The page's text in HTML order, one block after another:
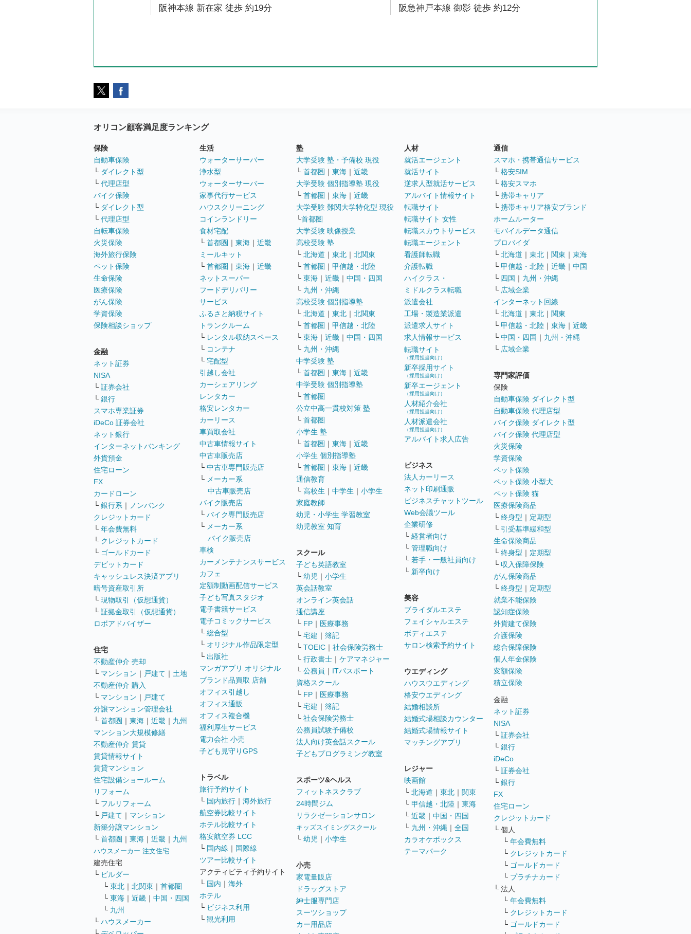
阪神本線 新在家 徒歩 約19分
阪急神戸本線 御影 徒歩 約12分
オリコン顧客満足度ランキング
保険
自動車保険
└ ダイレクト型
└ 代理店型
バイク保険
└ ダイレクト型
└ 代理店型
自転車保険
火災保険
海外旅行保険
ペット保険
生命保険
医療保険
がん保険
学資保険
保険相談ショップ
金融
ネット証券
NISA
└ 証券会社
└ 銀行
スマホ専業証券
iDeCo 証券会社
ネット銀行
インターネットバンキング
外貨預金
住宅ローン
FX
カードローン
└ 銀行系 ｜
ノンバンク
クレジットカード
└ 年会費無料
└ クレジットカード
└ ゴールドカード
デビットカード
キャッシュレス決済アプリ
暗号資産取引所
└ 現物取引（仮想通貨）
└ 証拠金取引（仮想通貨）
ロボアドバイザー
住宅
不動産仲介 売却
└ マンション ｜ 戸建て ｜ 土地
不動産仲介 購入
└ マンション ｜ 戸建て
分譲マンション管理会社
└ 首都圏 ｜ 東海 ｜ 近畿 ｜ 九州
マンション大規模修繕
不動産仲介 賃貸
賃貸情報サイト
賃貸マンション
住宅設備ショールーム
リフォーム
└ フルリフォーム
└ 戸建て ｜ マンション
新築分譲マンション
└ 首都圏 ｜ 東海 ｜ 近畿 ｜ 九州
ハウスメーカー 注文住宅
建売住宅
└ ビルダー
└ 東北 ｜ 北関東 ｜ 首都圏
└ 東海 ｜ 近畿 ｜ 中国・四国
└ 九州
└ ハウスメーカー
生活
ウォーターサーバー
浄水型
ウォーターサーバー
家事代行サービス
ハウスクリーニング
コインランドリー
食材宅配
└ 首都圏 ｜ 東海 ｜ 近畿
ミールキット
└ 首都圏 ｜ 東海 ｜ 近畿
ネットスーパー
フードデリバリー
サービス
ふるさと納税サイト
トランクルーム
└ レンタル収納スペース
└ コンテナ
└ 宅配型
引越し会社
カーシェアリング
レンタカー
格安レンタカー
カーリース
車買取会社
中古車情報サイト
中古車販売店
└ 中古車専門販売店
└ メーカー系
中古車販売店
バイク販売店
└ バイク専門販売店
└ メーカー系
バイク販売店
車検
カーメンテナンスサービス
カフェ
定額制動画配信サービス
子ども写真スタジオ
電子書籍サービス
電子コミックサービス
└ 総合型
└ オリジナル作品限定型
└ 出版社
マンガアプリ オリジナル
ブランド品買取 店舗
オフィス引越し
オフィス通販
オフィス複合機
福利厚生サービス
電力会社 小売
子ども見守りGPS
トラベル
旅行予約サイト
└ 国内旅行 ｜ 海外旅行
航空券比較サイト
ホテル比較サイト
格安航空券 LCC
└ 国内線 ｜ 国際線
ツアー比較サイト
アクティビティ予約サイト
└ 国内 ｜ 海外
ホテル
└ ビジネス利用
└ 観光利用
塾
大学受験 塾・予備校 現役
└ 首都圏 ｜ 東海 ｜ 近畿
大学受験 個別指導塾 現役
└ 首都圏 ｜ 東海 ｜ 近畿
大学受験 難関大学特化型 現役
└首都圏
大学受験 映像授業
高校受験 塾
└ 北海道 ｜ 東北 ｜ 北関東
└ 首都圏 ｜ 甲信越・北陸
└ 東海 ｜ 近畿 ｜ 中国・四国
└ 九州・沖縄
高校受験 個別指導塾
└ 北海道 ｜ 東北 ｜ 北関東
└ 首都圏 ｜ 甲信越・北陸
└ 東海 ｜ 近畿 ｜ 中国・四国
└ 九州・沖縄
中学受験 塾
└ 首都圏 ｜ 東海 ｜ 近畿
中学受験 個別指導塾
└ 首都圏
公立中高一貫校対策 塾
└ 首都圏
小学生 塾
└ 首都圏 ｜ 東海 ｜ 近畿
小学生 個別指導塾
└ 首都圏 ｜ 東海 ｜ 近畿
通信教育
└ 高校生 ｜ 中学生 ｜ 小学生
家庭教師
幼児・小学生 学習教室
幼児教室 知育
スクール
子ども英語教室
└ 幼児 ｜ 小学生
英会話教室
オンライン英会話
通信講座
└ FP ｜ 医療事務
└ 宅建 ｜ 簿記
└ TOEIC ｜ 社会保険労務士
└ 行政書士 ｜ ケアマネジャー
└ 公務員 ｜ ITパスポート
資格スクール
└ FP ｜ 医療事務
└ 宅建 ｜ 簿記
└ 社会保険労務士
公務員試験予備校
法人向け英会話スクール
子どもプログラミング教室
スポーツ&ヘルス
フィットネスクラブ
24時間ジム
リラクゼーションサロン
キッズスイミングスクール
└ 幼児 ｜ 小学生
小売
家電量販店
ドラッグストア
紳士服専門店
スーツショップ
カー用品店
人材
就活エージェント
就活サイト
逆求人型就活サービス
アルバイト情報サイト
転職サイト
転職サイト 女性
転職スカウトサービス
転職エージェント
看護師転職
介護転職
ハイクラス・
ミドルクラス転職
派遣会社
工場・製造業派遣
派遣求人サイト
求人情報サービス
転職サイト
（採用担当向け）
新卒採用サイト
（採用担当向け）
新卒エージェント
（採用担当向け）
人材紹介会社
（採用担当向け）
人材派遣会社
（採用担当向け）
アルバイト求人広告
ビジネス
法人カーリース
ネット印刷通販
ビジネスチャットツール
Web会議ツール
企業研修
└ 経営者向け
└ 管理職向け
└ 若手・一般社員向け
└ 新卒向け
美容
ブライダルエステ
フェイシャルエステ
ボディエステ
サロン検索予約サイト
ウエディング
ハウスウエディング
格安ウエディング
結婚相談所
結婚式場相談カウンター
結婚式場情報サイト
マッチングアプリ
レジャー
映画館
└ 北海道 ｜ 東北 ｜ 関東
└ 甲信越・北陸 ｜ 東海
└ 近畿 ｜ 中国・四国
└ 九州・沖縄 ｜ 全国
カラオケボックス
テーマパーク
通信
スマホ・携帯通信サービス
└ 格安SIM
└ 格安スマホ
└ 携帯キャリア
└ 携帯キャリア格安ブランド
ホームルーター
モバイルデータ通信
プロバイダ
└ 北海道 ｜ 東北 ｜ 関東 ｜ 東海
└ 甲信越・北陸 ｜ 近畿 ｜ 中国
└ 四国 ｜ 九州・沖縄
└ 広域企業
インターネット回線
└ 北海道 ｜ 東北 ｜ 関東
└ 甲信越・北陸 ｜ 東海 ｜ 近畿
└ 中国・四国 ｜ 九州・沖縄
└ 広域企業
専門家評価
保険
自動車保険 ダイレクト型
自動車保険 代理店型
バイク保険 ダイレクト型
バイク保険 代理店型
火災保険
学資保険
ペット保険
ペット保険 小型犬
ペット保険 猫
医療保険商品
└ 終身型 ｜ 定期型
└ 引受基準緩和型
生命保険商品
└ 終身型 ｜ 定期型
└ 収入保障保険
がん保険商品
└ 終身型 ｜ 定期型
就業不能保険
認知症保険
外貨建て保険
介護保険
総合保障保険
個人年金保険
変額保険
積立保険
金融
ネット証券
NISA
└ 証券会社
└ 銀行
iDeCo
└ 証券会社
└ 銀行
FX
住宅ローン
クレジットカード
└ 個人
└ 年会費無料
└ クレジットカード
└ ゴールドカード
└ プラチナカード
└ 法人
└ 年会費無料
└ クレジットカード
└ ゴールドカード